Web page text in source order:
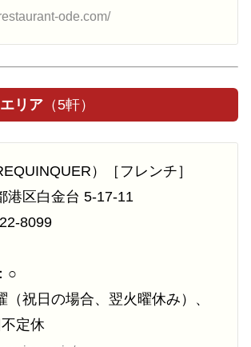
ode.com/
リア （5軒）
）［フレンチ］
港区白金台 5-17-11
8099
○
（祝日の場合、翌火曜休み）、
定休